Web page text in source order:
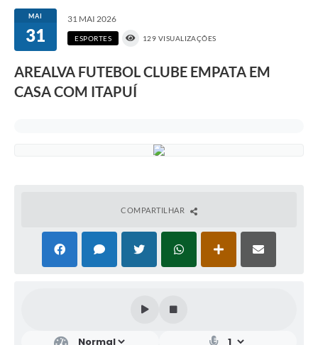
MAI
31
31 MAI 2026
ESPORTES 129 VISUALIZAÇÕES
AREALVA FUTEBOL CLUBE EMPATA EM
CASA COM ITAPUÍ
COMPARTILHAR